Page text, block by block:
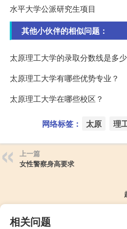
水平大学公派研究生项目
其他小伙伴的相似问题：
太原理工大学的录取分数线是多
太原理工大学有哪些优势专业？
太原理工大学在哪些校区？
网络标签： 太原 理
上一篇
女性警察身高要求
相关问题